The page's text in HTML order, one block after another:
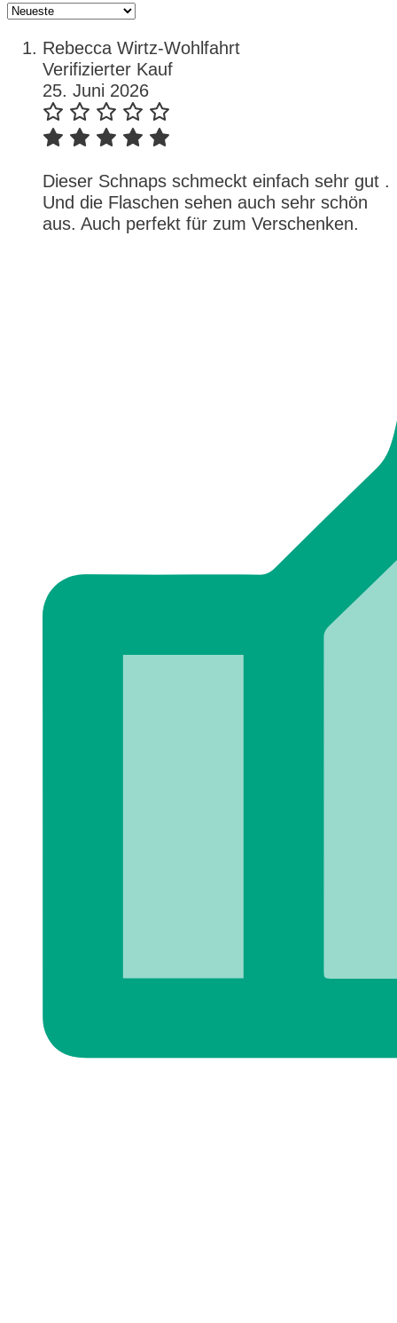
Rebecca Wirtz-Wohlfahrt
Verifizierter Kauf
25. Juni 2026
Dieser Schnaps schmeckt einfach sehr gut .
Und die Flaschen sehen auch sehr schön
aus. Auch perfekt für zum Verschenken.